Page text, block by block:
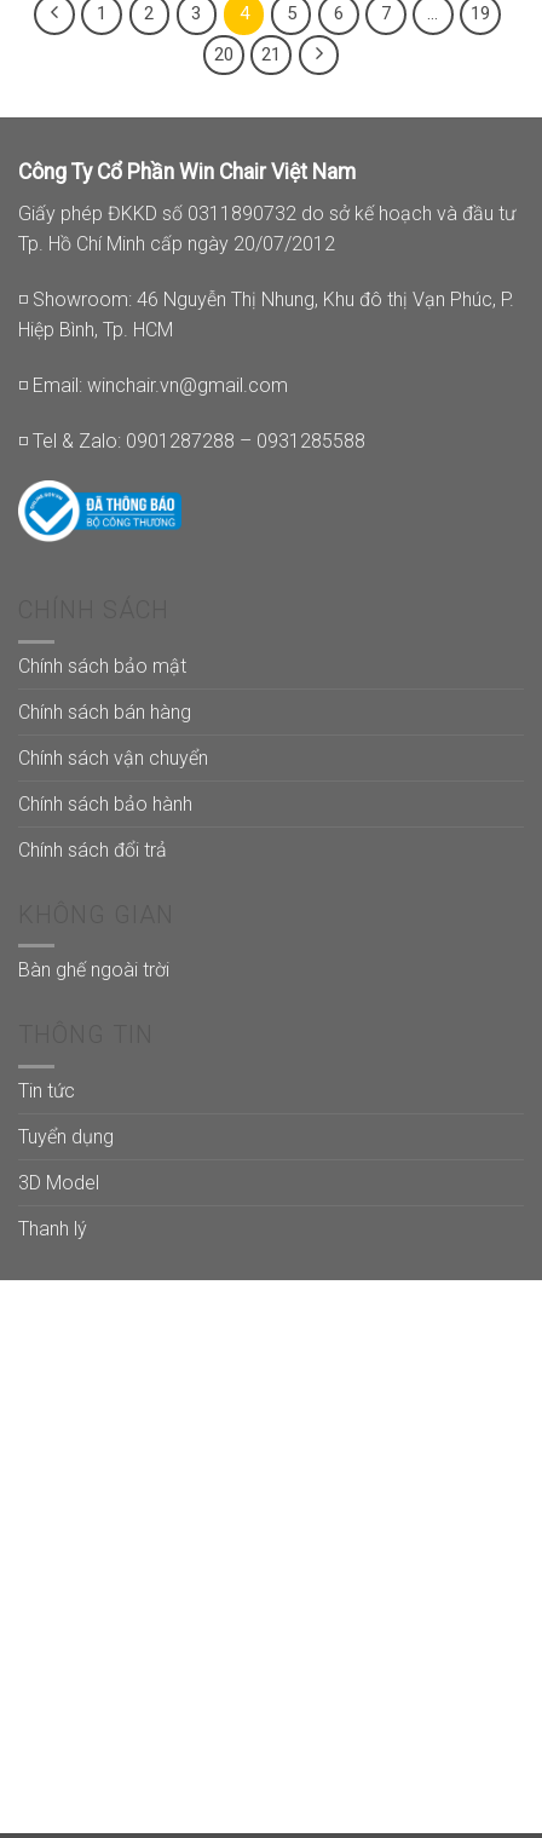
1 2 3 4 5 6 7 …
19
20
21
Công Ty Cổ Phần Win Chair Việt Nam
Giấy phép ĐKKD số 0311890732 do sở kế hoạch và đầu tư
Tp. Hồ Chí Minh cấp ngày 20/07/2012
◽ Showroom: 46 Nguyễn Thị Nhung, Khu đô thị Vạn Phúc, P.
Hiệp Bình, Tp. HCM
◽ Email: winchair.vn@gmail.com
◽ Tel & Zalo: 0901287288 – 0931285588
Chính sách bảo mật
Chính sách bán hàng
Chính sách vận chuyển
Chính sách bảo hành
Chính sách đổi trả
Bàn ghế ngoài trời
Tin tức
Tuyển dụng
3D Model
Thanh lý